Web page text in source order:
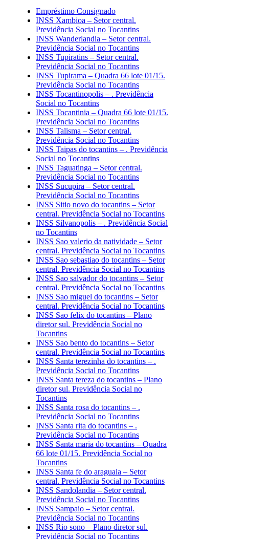
Empréstimo Consignado
INSS Xambioa – Setor central.
Previdência Social no Tocantins
INSS Wanderlandia – Setor central.
Previdência Social no Tocantins
INSS Tupiratins – Setor central.
Previdência Social no Tocantins
INSS Tupirama – Quadra 66 lote 01/15.
Previdência Social no Tocantins
INSS Tocantinopolis – . Previdência
Social no Tocantins
INSS Tocantinia – Quadra 66 lote 01/15.
Previdência Social no Tocantins
INSS Talisma – Setor central.
Previdência Social no Tocantins
INSS Taipas do tocantins – . Previdência
Social no Tocantins
INSS Taguatinga – Setor central.
Previdência Social no Tocantins
INSS Sucupira – Setor central.
Previdência Social no Tocantins
INSS Sitio novo do tocantins – Setor
central. Previdência Social no Tocantins
INSS Silvanopolis – . Previdência Social
no Tocantins
INSS Sao valerio da natividade – Setor
central. Previdência Social no Tocantins
INSS Sao sebastiao do tocantins – Setor
central. Previdência Social no Tocantins
INSS Sao salvador do tocantins – Setor
central. Previdência Social no Tocantins
INSS Sao miguel do tocantins – Setor
central. Previdência Social no Tocantins
INSS Sao felix do tocantins – Plano
diretor sul. Previdência Social no
Tocantins
INSS Sao bento do tocantins – Setor
central. Previdência Social no Tocantins
INSS Santa terezinha do tocantins – .
Previdência Social no Tocantins
INSS Santa tereza do tocantins – Plano
diretor sul. Previdência Social no
Tocantins
INSS Santa rosa do tocantins – .
Previdência Social no Tocantins
INSS Santa rita do tocantins – .
Previdência Social no Tocantins
INSS Santa maria do tocantins – Quadra
66 lote 01/15. Previdência Social no
Tocantins
INSS Santa fe do araguaia – Setor
central. Previdência Social no Tocantins
INSS Sandolandia – Setor central.
Previdência Social no Tocantins
INSS Sampaio – Setor central.
Previdência Social no Tocantins
INSS Rio sono – Plano diretor sul.
Previdência Social no Tocantins